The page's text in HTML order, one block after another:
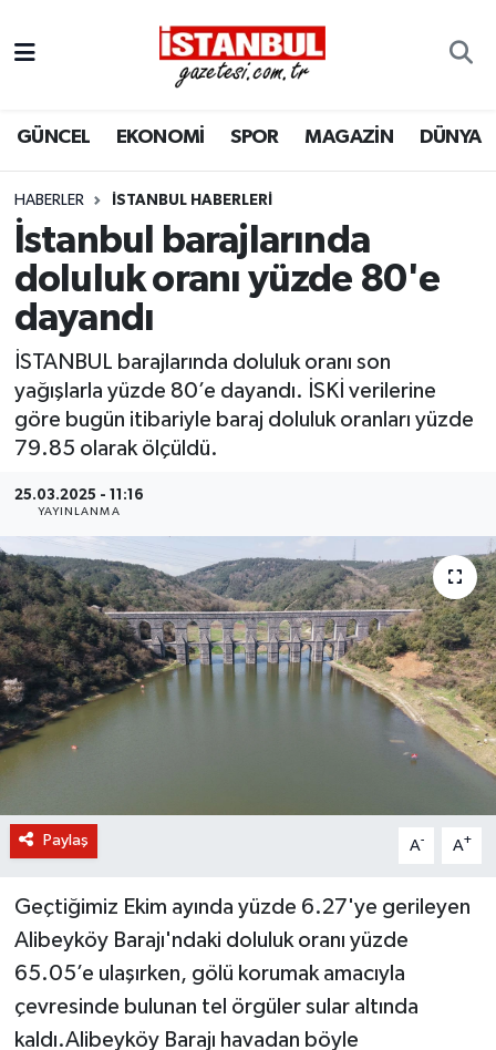
GÜNCEL EKONOMİ SPOR MAGAZİN DÜNYA
HABERLER İSTANBUL HABERLERI
İstanbul barajlarında
doluluk oranı yüzde 80'e
dayandı
İSTANBUL barajlarında doluluk oranı son
yağışlarla yüzde 80’e dayandı. İSKİ verilerine
göre bugün itibariyle baraj doluluk oranları yüzde
79.85 olarak ölçüldü.
25.03.2025 - 11:16
YAYINLANMA
Paylaş A- A+
Geçtiğimiz Ekim ayında yüzde 6.27'ye gerileyen
Alibeyköy Barajı'ndaki doluluk oranı yüzde
65.05’e ulaşırken, gölü korumak amacıyla
çevresinde bulunan tel örgüler sular altında
kaldı.Alibeyköy Barajı havadan böyle
EKONOMİ
İSTANBUL
DÜNYA
SPOR
MAGAZİN
KÜLTÜR SANAT
BİLİM VE TEKNOLOJİ
OTOMOBİL
KURUMSAL
Nöbetçi Eczaneler
Hava Durumu
Trafik Durumu
Süper Lig Puan Durumu ve Fikstür
Tüm Manşetler
Son Dakika Haberleri
Haber Arşivi